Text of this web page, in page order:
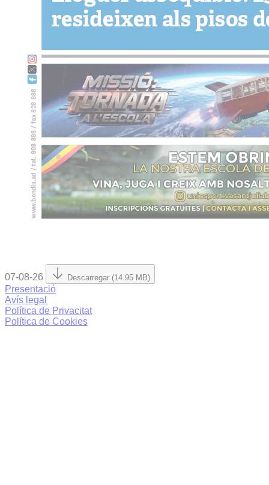
07-08-26 Descarregar (14.95 MB)
Presentació
Avís legal
Política de Privacitat
Política de Cookies